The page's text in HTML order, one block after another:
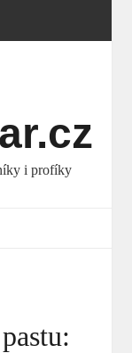
i profíky